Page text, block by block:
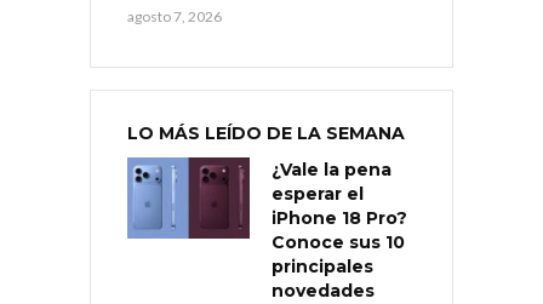
agosto 7, 2026
LO MÁS LEÍDO DE LA SEMANA
¿Vale la pena
esperar el
iPhone 18 Pro?
Conoce sus 10
principales
novedades